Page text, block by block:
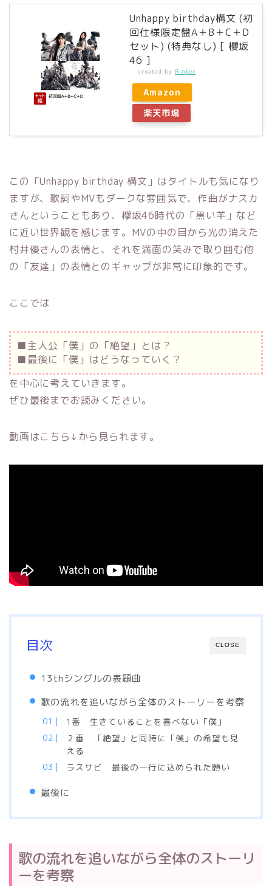
Unhappy birthday構文 (初
回仕様限定盤A＋B＋C＋D
セット) (特典なし) [ 櫻坂
46 ]
created by Rinker
Amazon
楽天市場
この「Unhappy birthday 構文」はタイトルも気になり
ますが、歌詞やMVもダークな雰囲気で、作曲がナスカ
さんということもあり、欅坂46時代の「黒い羊」など
に近い世界観を感じます。MVの中の目から光の消えた
村井優さんの表情と、それを満面の笑みで取り囲む他
の「友達」の表情とのギャップが非常に印象的です。
ここでは
■主人公「僕」の「絶望」とは？
■最後に「僕」はどうなっていく？
を中心に考えていきます。
ぜひ最後までお読みください。
動画はこちら↓から見られます。
CLOSE
目次
13thシングルの表題曲
歌の流れを追いながら全体のストーリーを考察
1番 生きていることを喜べない「僕」
２番 「絶望」と同時に「僕」の希望も見
える
ラスサビ 最後の一行に込められた願い
最後に
歌の流れを追いながら全体のストーリ
ーを考察